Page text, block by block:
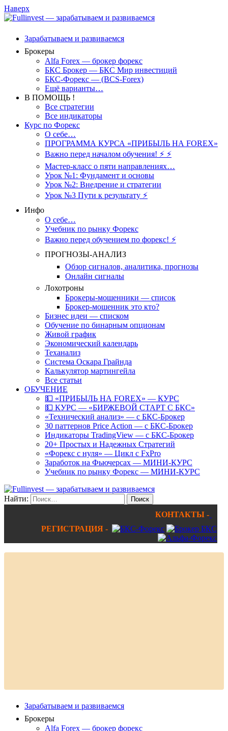
Наверх
Зарабатываем и развиваемся
Брокеры
Alfa Forex — брокер форекс
БКС Брокер — БКС Мир инвестиций
БКС-Форекс — (BCS-Forex)
Ещё варианты…
В ПОМОЩЬ !
Все стратегии
Все индикаторы
Курс по Форекс
О себе…
ПРОГРАММА КУРСА «ПРИБЫЛЬ НА FOREX»
Важно перед началом обучения! ⚡ ⚡
Мастер-класс о пяти направлениях…
Урок №1: Фундамент и основы
Урок №2: Внедрение и стратегии
Урок №3 Пути к результату ⚡️
Инфо
О себе…
Учебник по рынку Форекс
Важно перед обучением по форекс! ⚡
ПРОГНОЗЫ-АНАЛИЗ
Обзор сигналов, аналитика, прогнозы
Онлайн сигналы
Лохотроны
Брокеры-мошенники — список
Брокер-мошенник это кто?
Бизнес идеи — списком
Обучение по бинарным опционам
Живой график
Экономический календарь
Теханализ
Система Оскара Грайнда
Калькулятор мартингейла
Все статьи
ОБУЧЕНИЕ
💵 «ПРИБЫЛЬ НА FOREX» — КУРС
💵 КУРС — «БИРЖЕВОЙ СТАРТ С БКС»
«Технический анализ» — с БКС-Брокер
30 паттернов Price Action — с БКС-Брокер
Индикаторы TradingView — с БКС-Брокер
20+ Простых и Надежных Стратегий
«Форекс с нуля» — Цикл с FxPro
Заработок на Фьючерсах — МИНИ-КУРС
Учебник по рынку Форекс — МИНИ-КУРС
Найти:
КОНТАКТЫ -
РЕГИСТРАЦИЯ -
Зарабатываем и развиваемся
Брокеры
Alfa Forex — брокер форекс